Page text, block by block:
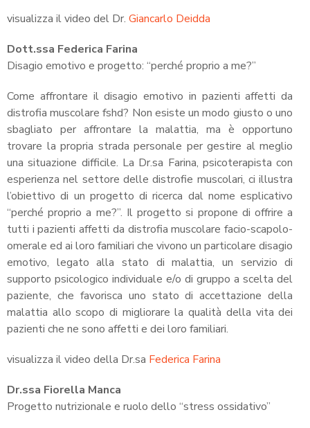
visualizza il video del Dr. Giancarlo Deidda
Dott.ssa Federica Farina
Disagio emotivo e progetto: “perché proprio a me?”
Come affrontare il disagio emotivo in pazienti affetti da
distrofia muscolare fshd? Non esiste un modo giusto o uno
sbagliato per affrontare la malattia, ma è opportuno
trovare la propria strada personale per gestire al meglio
una situazione difficile. La Dr.sa Farina, psicoterapista con
esperienza nel settore delle distrofie muscolari, ci illustra
l’obiettivo di un progetto di ricerca dal nome esplicativo
“perché proprio a me?”. Il progetto si propone di offrire a
tutti i pazienti affetti da distrofia muscolare facio-scapolo-
omerale ed ai loro familiari che vivono un particolare disagio
emotivo, legato alla stato di malattia, un servizio di
supporto psicologico individuale e/o di gruppo a scelta del
paziente, che favorisca uno stato di accettazione della
malattia allo scopo di migliorare la qualità della vita dei
pazienti che ne sono affetti e dei loro familiari.
visualizza il video della Dr.sa Federica Farina
Dr.ssa Fiorella Manca
Progetto nutrizionale e ruolo dello “stress ossidativo”